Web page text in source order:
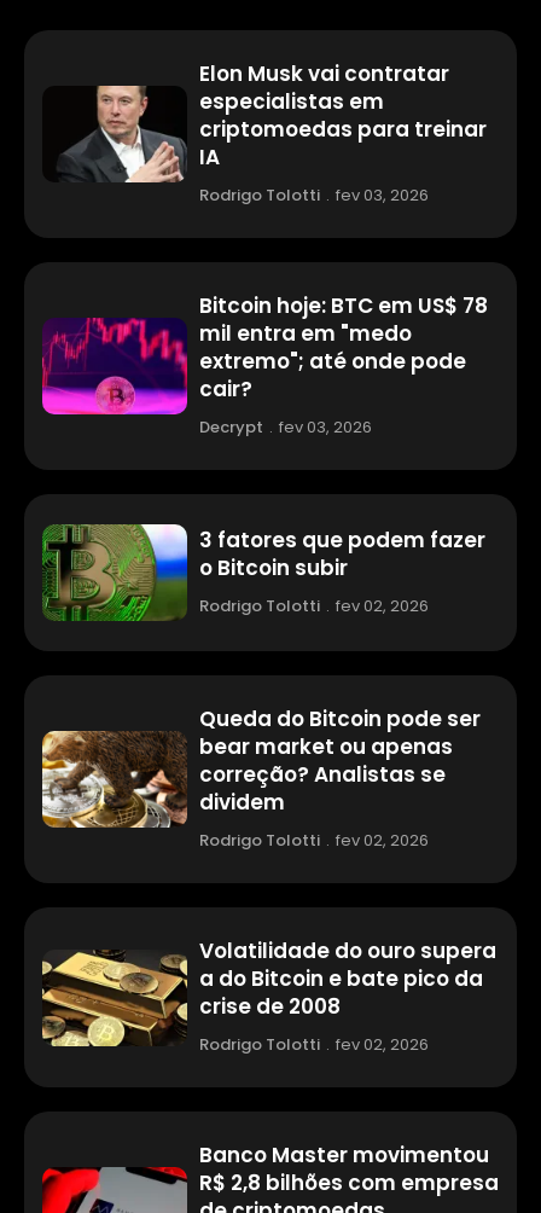
Elon Musk vai contratar
especialistas em
criptomoedas para treinar
IA
Rodrigo Tolotti . fev 03, 2026
Bitcoin hoje: BTC em US$ 78
mil entra em "medo
extremo"; até onde pode
cair?
Decrypt . fev 03, 2026
3 fatores que podem fazer
o Bitcoin subir
Rodrigo Tolotti . fev 02, 2026
Queda do Bitcoin pode ser
bear market ou apenas
correção? Analistas se
dividem
Rodrigo Tolotti . fev 02, 2026
Volatilidade do ouro supera
a do Bitcoin e bate pico da
crise de 2008
Rodrigo Tolotti . fev 02, 2026
Banco Master movimentou
R$ 2,8 bilhões com empresa